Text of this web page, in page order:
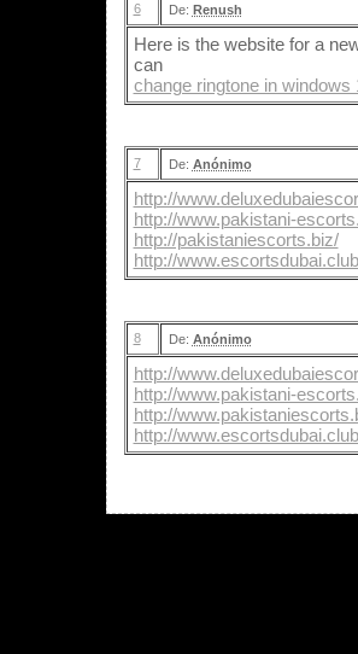
6 De: Renush
Here is the website for a
can
change ringtone in windows
7 De: Anónimo
http://
http://www.pakistani-
http://pakistaniescorts.biz/
http://
8 De: Anónimo
http://
http://www.pakistani-
http://
http://